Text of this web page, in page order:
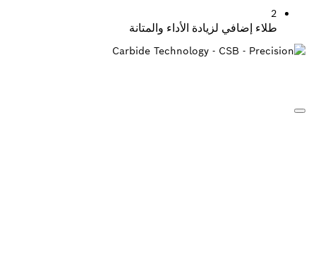
2
طلاء إضافي لزيادة الأداء والمتانة